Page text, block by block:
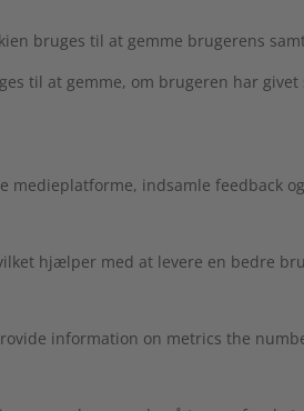
bruges til at gemme brugerens
til at gemme, om brugeren har
medieplatforme, indsamle feedback
hjælper med at levere en bedre
information on metrics the